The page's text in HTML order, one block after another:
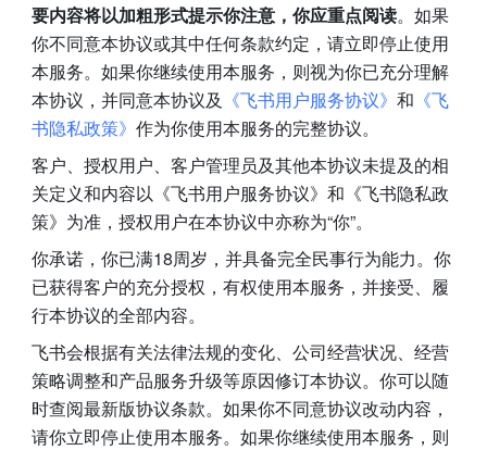
要内容将以加粗形式提示你注意，你应重点阅读。如果
你不同意本协议或其中任何条款约定，请立即停止使用
本服务。如果你继续使用本服务，则视为你已充分理解
本协议，并同意本协议及 《飞书用户服务协议》 和 《飞
书隐私政策》 作为你使用本服务的完整协议。
客户、授权用户、客户管理员及其他本协议未提及的相
关定义和内容以《飞书用户服务协议》和《飞书隐私政
策》为准，授权用户在本协议中亦称为“你”。
你承诺，你已满18周岁，并具备完全民事行为能力。你
已获得客户的充分授权，有权使用本服务，并接受、履
行本协议的全部内容。
飞书会根据有关法律法规的变化、公司经营状况、经营
策略调整和产品服务升级等原因修订本协议。你可以随
时查阅最新版协议条款。如果你不同意协议改动内容，
请你立即停止使用本服务。如果你继续使用本服务，则